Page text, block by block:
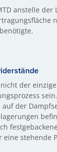
anstelle der
der
der
stehende